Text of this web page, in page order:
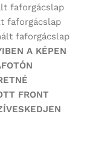
faforgácslap
faforgácslap
faforgácslap
A KÉPEN
FRONT